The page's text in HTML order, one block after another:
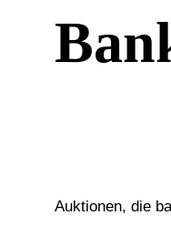
Auktionen, die